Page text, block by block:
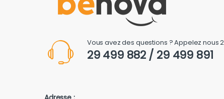
Vous avez des questions ? Appelez nous
29 499 882 / 29 499 891